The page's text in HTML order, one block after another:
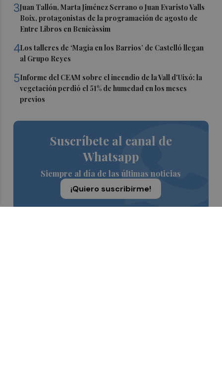
3Juan Tallón, Marta Jiménez Serrano o Juan Evaristo Valls
Boix, protagonistas de la programación de agosto de
Entre Libros en Benicàssim
4Los talleres de ‘Magia en los Barrios’ de Castelló llegan
al Grupo Reyes
5Informe del CEAM sobre el incendio de la Vall d'Uixó: la
vegetación perdió el 51% de humedad en los meses
previos
Suscríbete al canal de
Whatsapp
Siempre al día de las últimas noticias
¡Quiero suscribirme!